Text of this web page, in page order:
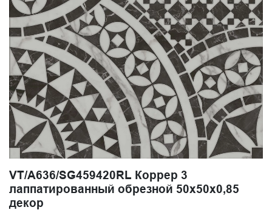
VT/A636/SG459420RL Коррер 3
лаппатированный обрезной 50x50x0,85
декор